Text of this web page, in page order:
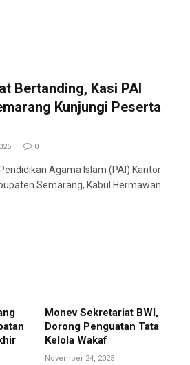
Bertanding, Kasi PAI
Kunjungi Peserta
0
Agama Islam (PAI) Kantor
Semarang, Kabul Hermawan…
Monev Sekretariat BWI,
Dorong Penguatan Tata
Kelola Wakaf
November 24, 2025